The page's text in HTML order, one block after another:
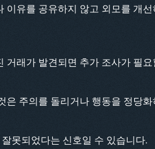
유를 공유하지 않고 외모를 개
래가 발견되면 추가 조사가 필
주의를 돌리거나 행동을 정당
못되었다는 신호일 수 있습니다.